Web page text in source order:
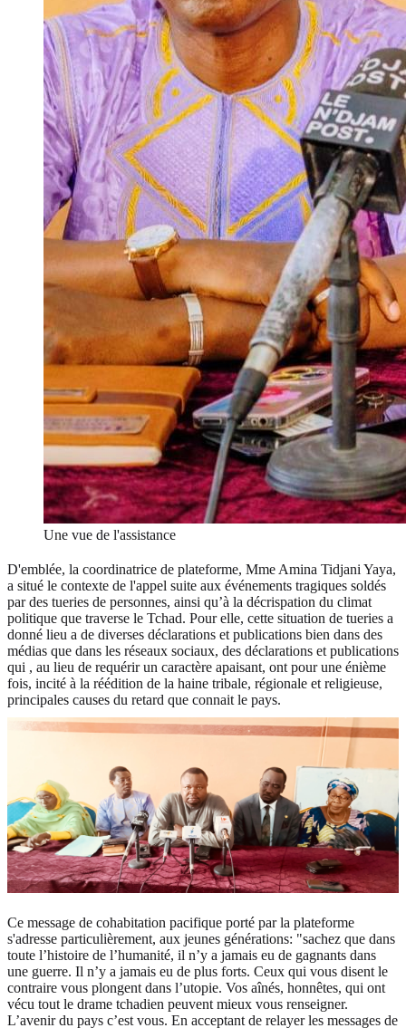
Une vue de l'assistance
D'emblée, la coordinatrice de plateforme, Mme Amina Tidjani Yaya,
a situé le contexte de l'appel suite aux événements tragiques soldés
par des tueries de personnes, ainsi qu’à la décrispation du climat
politique que traverse le Tchad. Pour elle, cette situation de tueries a
donné lieu a de diverses déclarations et publications bien dans des
médias que dans les réseaux sociaux, des déclarations et publications
qui , au lieu de requérir un caractère apaisant, ont pour une énième
fois, incité à la réédition de la haine tribale, régionale et religieuse,
principales causes du retard que connait le pays.
Ce message de cohabitation pacifique porté par la plateforme
s'adresse particulièrement, aux jeunes générations: "sachez que dans
toute l’histoire de l’humanité, il n’y a jamais eu de gagnants dans
une guerre. Il n’y a jamais eu de plus forts. Ceux qui vous disent le
contraire vous plongent dans l’utopie. Vos aînés, honnêtes, qui ont
vécu tout le drame tchadien peuvent mieux vous renseigner.
L’avenir du pays c’est vous. En acceptant de relayer les messages de